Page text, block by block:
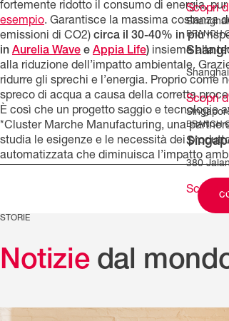
Scopri
BRANCH
Scopri
BRANCH
380
Scopri
fortemente ridotto il consumo di energia,
esempio. Garantisce la massima costanza
emissioni di CO2) circa il 30-40% in più
in Aurelia Wave e Appia Life) insieme alla
alla riduzione dell’impatto ambientale.
ridurre gli sprechi e l’energia. Proprio come
spreco di acqua a causa della corretta
È così che un progetto saggio e tecnologie
*Cluster Marche Manufacturing, una
studia le esigenze e le necessità dei
automatizzata che diminuisca l’impatto
STORIE
Notiziedal